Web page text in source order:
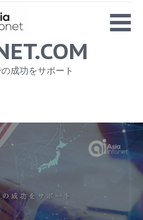
1
について
成功をサポート